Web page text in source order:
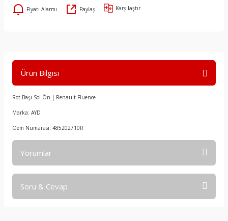
Fiyatı Alarmı Paylaş Karşılaştır
Ürün Bilgisi
Rot Başı Sol Ön | Renault Fluence
Marka: AYD
Oem Numarası: 485202710R
Yorumlar
Soru & Cevap